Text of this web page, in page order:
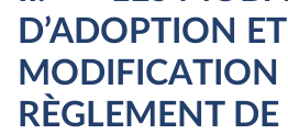
D’ADOPTION
MODIFICATION
RÈGLEMENT DE